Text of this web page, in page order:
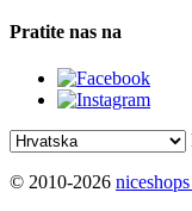
Pratite nas na
© 2010-2026